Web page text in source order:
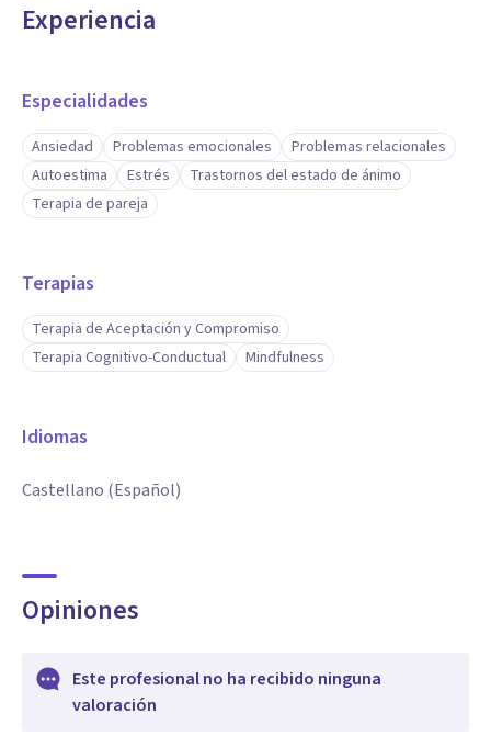
Experiencia
Especialidades
Ansiedad Problemas emocionales
Problemas relacionales
Autoestima
Estrés
Trastornos del estado de ánimo
Terapia de pareja
Terapias
Terapia de Aceptación y Compromiso
Terapia Cognitivo-Conductual
Mindfulness
Idiomas
Castellano (Español)
Opiniones
Este profesional no ha recibido ninguna
valoración